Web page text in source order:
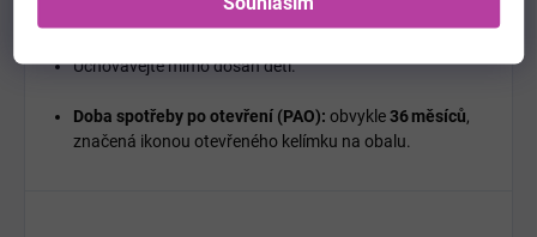
Pouze pro vnější použití.
Uchovávejte mimo dosah dětí.
Doba spotřeby po otevření (PAO): obvykle36 měsíců,
značená ikonou otevřeného kelímku na obalu.